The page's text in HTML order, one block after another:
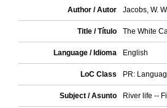
Author / Autor
Jacobs, W.
Title / Título The White
Language / Idioma English
LoC Class PR:
Subject / Asunto River life --